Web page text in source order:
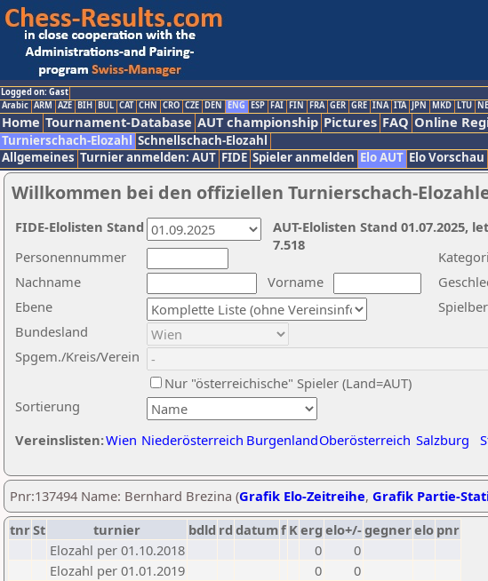
Logged on: Gast
Arabic ARM AZE BIH BUL CAT CHN CRO CZE DEN ENG ESP FAI FIN FRA GER GRE INA ITA JPN MKD LTU
Home Tournament-Database AUT championship Pictures FAQ Online
Turnierschach-Elozahl Schnellschach-Elozahl
Allgemeines Turnier anmelden: AUT FIDE Spieler anmelden Elo AUT Elo Vorschau
Willkommen bei den offiziellen Turnierschach-
Nachname
Vorname
Ebene
Sortierung
Personennummer
Bundesland
Spgem./Kreis/Verein
Nur "österreichische" Spieler (Land=AUT)
Vereinslisten:Wien Niederösterreich BurgenlandOberösterreich Salzburg
AUT-Elolisten Stand 01.07.2025,
7.518
FIDE-Elolisten Stand
Pnr:137494 Name: Bernhard Brezina (Grafik Elo-Zeitreihe, Grafik Partie-
tnrSt turnier bdld rd datumf Kerg elo+/-gegnerelo pnr
Elozahl per 01.10.2018
0
0
Elozahl per 01.01.2019
0
0